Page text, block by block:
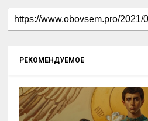
РЕКОМЕНДУЕМОЕ